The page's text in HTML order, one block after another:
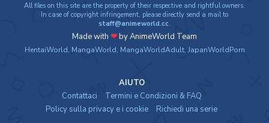
All files on this site are the property of their respective and rightful owners.
In case of copyright infringement, please directly send a mail to
staff@animeworld.cc.
Made with ❤by AnimeWorld Team
HentaiWorld, MangaWorld, MangaWorldAdult, JapanWorldPorn
AIUTO
Contattaci
Termini e Condizioni & FAQ
Policy sulla privacy e i cookie
Richiedi una serie